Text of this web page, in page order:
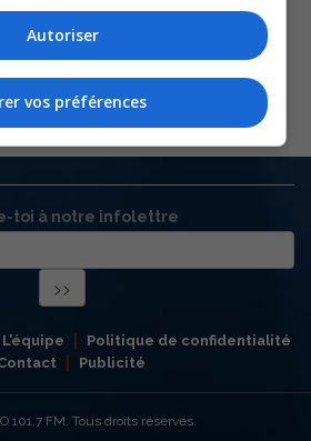
toi à notre infolettre
L’équipe
Politique de confidentialité
Publicité
101,7 FM. Tous droits réservés.
Autoriser
vos préférences